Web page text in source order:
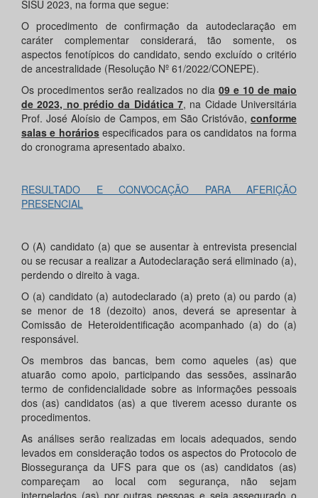
SISU 2023, na forma que segue:
O procedimento de confirmação da autodeclaração em
caráter complementar considerará, tão somente, os
aspectos fenotípicos do candidato, sendo excluído o critério
de ancestralidade (Resolução Nº 61/2022/CONEPE).
Os procedimentos serão realizados no dia 09 e 10 de maio
de 2023, no prédio da Didática 7, na Cidade Universitária
Prof. José Aloísio de Campos, em São Cristóvão, conforme
salas e horáriosespecificados para os candidatos na forma
do cronograma apresentado abaixo.
RESULTADO E CONVOCAÇÃO PARA AFERIÇÃO
PRESENCIAL
O (A) candidato (a) que se ausentar à entrevista presencial
ou se recusar a realizar a Autodeclaração será eliminado (a),
perdendo o direito à vaga.
O (a) candidato (a) autodeclarado (a) preto (a) ou pardo (a)
se menor de 18 (dezoito) anos, deverá se apresentar à
Comissão de Heteroidentificação acompanhado (a) do (a)
responsável.
Os membros das bancas, bem como aqueles (as) que
atuarão como apoio, participando das sessões, assinarão
termo de confidencialidade sobre as informações pessoais
dos (as) candidatos (as) a que tiverem acesso durante os
procedimentos.
As análises serão realizadas em locais adequados, sendo
levados em consideração todos os aspectos do Protocolo de
Biossegurança da UFS para que os (as) candidatos (as)
compareçam ao local com segurança, não sejam